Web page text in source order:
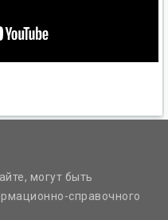
могут быть
справочного